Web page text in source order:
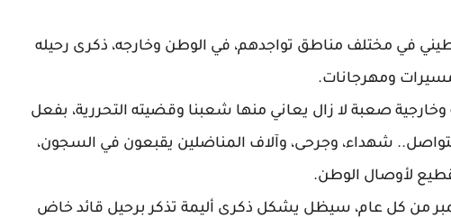
في مختلف مناطق تواجدهم، في الوطن وخارجه، ذكرى رحيله
ومهرجانات.
صعبة لا زال يعاني منها شعبنا وقضيته التحررية، بفعل
شهداء، وجرحى، وآلاف المناضلين يقبعون في السجون،
لأوصال الوطن.
من كل عام، سيظل يشكل ذكرى أليمة تذكر برحيل قائد خاض